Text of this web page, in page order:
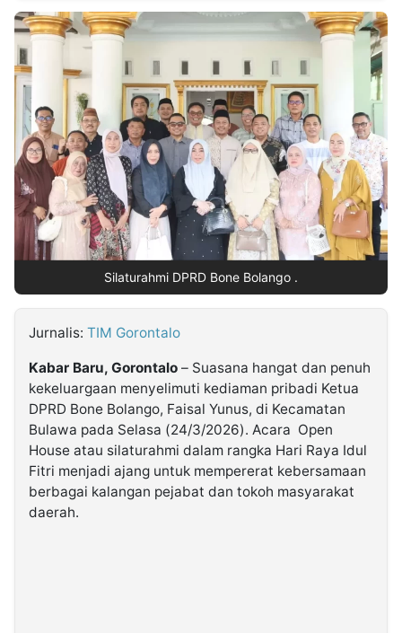
INDONESIA
Partner
Insight
NTB
Suara
Time
Lens
IDN
Daily
Jogja
Jalan
Rakyat
Idealita
News
Kita
Notice
Dinamikapost.com
Radar
Baru
Seedbacklink
Follow
Kabarbaru
Kabarbaru.co
2026
Silaturahmi DPRD Bone Bolango .
Jurnalis: TIM Gorontalo
Kabar Baru, Gorontalo – Suasana hangat dan penuh
kekeluargaan menyelimuti kediaman pribadi Ketua
DPRD Bone Bolango, Faisal Yunus, di Kecamatan
Bulawa pada Selasa (24/3/2026). Acara Open
House atau silaturahmi dalam rangka Hari Raya Idul
Fitri menjadi ajang untuk mempererat kebersamaan
berbagai kalangan pejabat dan tokoh masyarakat
daerah.